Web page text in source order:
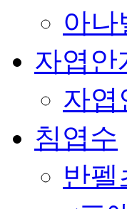
아나
자엽안
자엽
침엽수
반펠